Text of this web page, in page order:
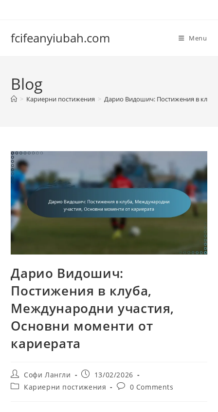
fcifeanyiubah.com Menu
Blog
> Кариерни постижения > Дарио Видошич: Постижения в
Дарио Видошич:
Постижения в клуба,
Международни участия,
Основни моменти от
кариерата
Post
author:
Софи Лангли
Post
published:
13/02/2026
PostКариерни постижения
Post0 Comments